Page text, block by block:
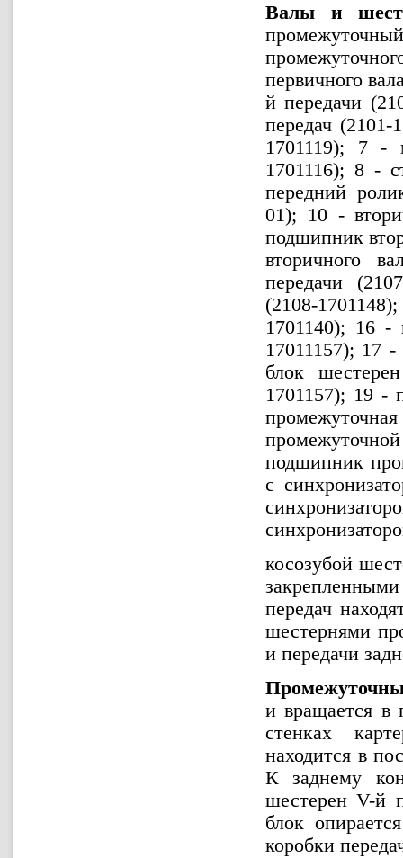
Валы и
первичного
й передачи
передач
1701119); 7 -
1701116); 8 -
передний
01); 10 -
подшипник
вторичного
передачи
(2108-
1701140); 16 -
17011157); 17
блок
1701157); 19 -
подшипник
с
косозубой
передач
шестернями
и передачи
и вращается в
стенках
находится в
К заднему
шестерен V-й
блок
коробки